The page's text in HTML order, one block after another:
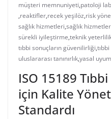
müşteri memnuniyeti,patoloji
,reaktifler,recek yeşilöz,risk
sağlık hizmetleri,sağlık
sürekli iyileştirme,teknik
tıbbi sonuçların güvenilirliği,
uluslararası tanınırlık,yasal
ISO 15189
için Kalite
Standardı